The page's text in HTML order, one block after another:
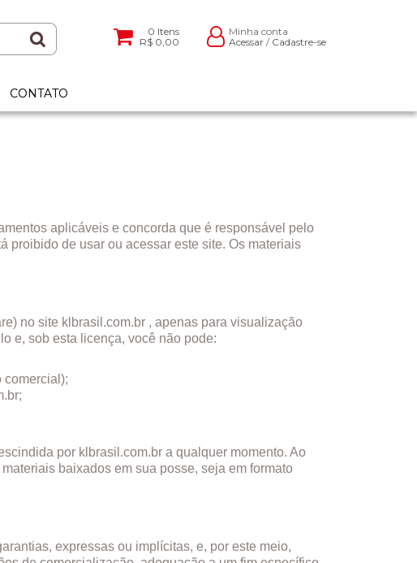
0 Itens
R$ 0,00
Minha conta
Acessar / Cadastre-se
CONTATO
aplicáveis ​​e concorda que é responsável pelo
proibido de usar ou acessar este site. Os materiais
no site klbrasil.com.br , apenas para visualização
e, sob esta licença, você não pode:
comercial);
por klbrasil.com.br a qualquer momento. Ao
baixados em sua posse, seja em formato
expressas ou implícitas, e, por este meio,